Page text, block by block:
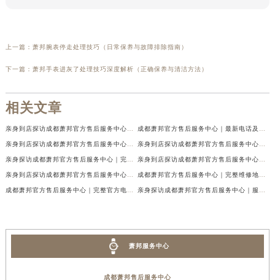
上一篇： 萧邦腕表停走处理技巧（日常保养与故障排除指南）
下一篇： 萧邦手表进灰了处理技巧深度解析（正确保养与清洁方法）
相关文章
萧邦服务中心
成都萧邦售后服务中心